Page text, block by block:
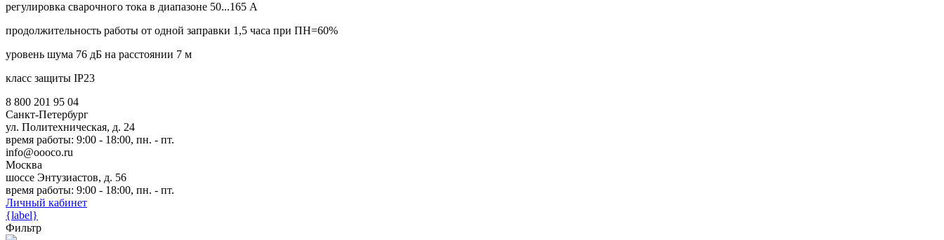
регулировка сварочного тока в диапазоне 50...165 А
продолжительность работы от одной заправки 1,5 часа при ПН=60%
уровень шума 76 дБ на расстоянии 7 м
класс защиты IP23
8 800 201 95 04
Санкт-Петербург
ул. Политехническая, д. 24
время работы: 9:00 - 18:00, пн. - пт.
info@oooco.ru
Москва
шоссе Энтузиастов, д. 56
время работы: 9:00 - 18:00, пн. - пт.
Личный кабинет
{label}
Фильтр